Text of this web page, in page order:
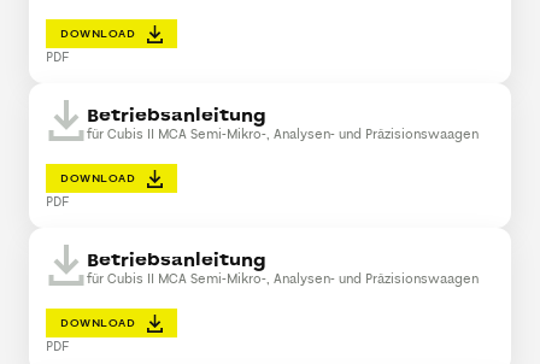
DOWNLOAD
PDF
Betriebsanleitung
für Cubis II MCA Semi-Mikro-, Analysen- und Präzisionswaagen
DOWNLOAD
PDF
Betriebsanleitung
für Cubis II MCA Semi-Mikro-, Analysen- und Präzisionswaagen
DOWNLOAD
PDF